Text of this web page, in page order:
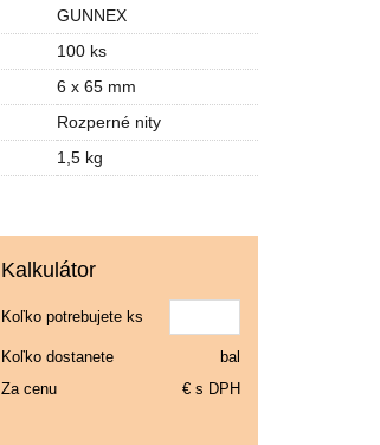
GUNNEX
100 ks
6 x 65 mm
Rozperné nity
1,5 kg
Kalkulátor
Koľko potrebujete ks
Koľko dostanete
bal
Za cenu
€ s DPH